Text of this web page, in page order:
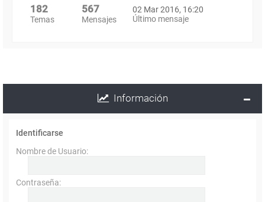
182
Temas
567
Mensajes
02 Mar 2016, 16:20
Último mensaje
Información
Identificarse
Nombre de Usuario:
Contraseña: